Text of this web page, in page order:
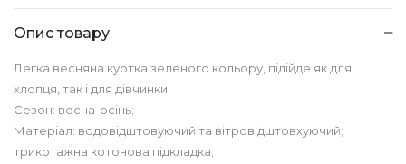
Опис товару
Легка весняна куртка зеленого кольору, підійде як для
хлопця, так і для дівчинки;
Сезон: весна-осінь;
Матеріал: водовідштовуючий та вітровідштовхуючий;
трикотажна котонова підкладка;